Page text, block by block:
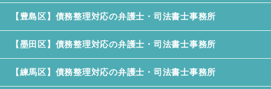
【豊島区】債務整理対応の弁護士・司法書士事務所
【墨田区】債務整理対応の弁護士・司法書士事務所
【練馬区】債務整理対応の弁護士・司法書士事務所